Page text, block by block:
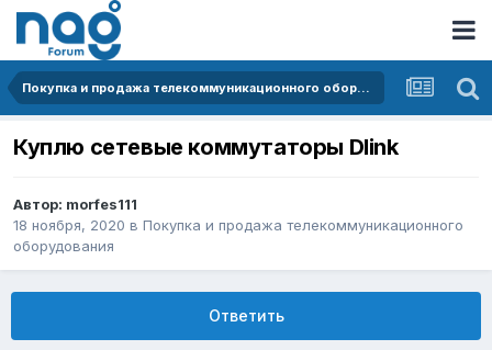
Покупка и продажа телекоммуникационного оборудования
Куплю сетевые коммутаторы Dlink
Автор: morfes111
18 ноября, 2020 в Покупка и продажа телекоммуникационного
оборудования
Ответить